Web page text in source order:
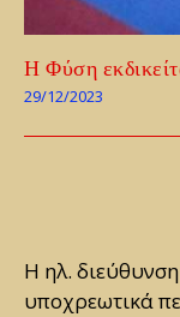
Η Φύση
29/12/2023
Η ηλ.
υποχρεωτικά